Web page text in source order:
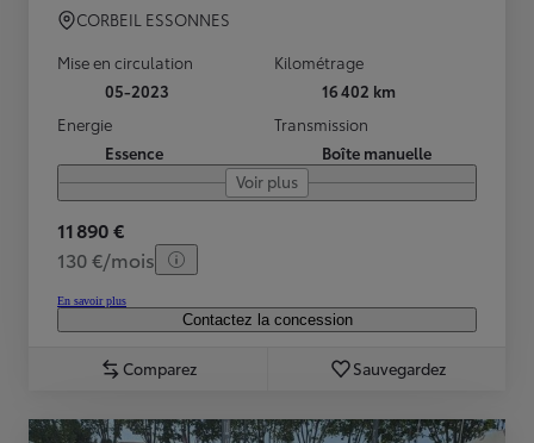
CORBEIL ESSONNES
Mise en circulation
05-2023
Kilométrage
16 402 km
Energie
Essence
Transmission
Boîte manuelle
Voir plus
11 890 €
130 €/mois
En savoir plus
Contactez la concession
Comparez Sauvegardez